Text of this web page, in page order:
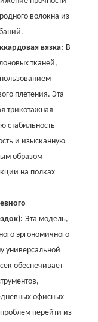
волокна из-
вязка: В
тканей,
плетения. Эта
трикотажная
стабильность
и изысканную
образом
на полках
Эта модель,
эргономичного
универсальной
обеспечивает
офисных
перейти из